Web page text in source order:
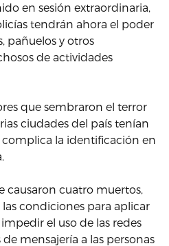
en sesión extraordinaria,
tendrán ahora el poder
pañuelos y otros
de actividades
que sembraron el terror
ciudades del país tenían
la identificación en
causaron cuatro muertos,
condiciones para aplicar
el uso de las redes
de mensajería a las personas